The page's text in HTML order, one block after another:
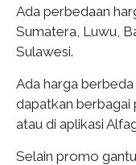
Ada perbedaan
Sumatera, Luwu,
Sulawesi.
Ada harga
dapatkan
atau di aplikasi
Selain promo